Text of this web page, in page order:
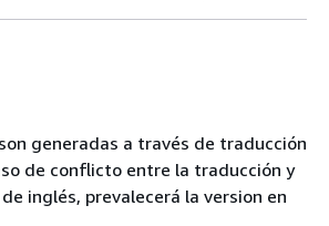
generadas a través de traducción
de conflicto entre la traducción y
inglés, prevalecerá la version en